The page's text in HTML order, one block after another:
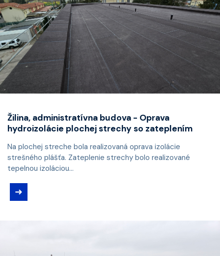
Žilina, administratívna budova - Oprava
hydroizolácie plochej strechy so zateplením
Na plochej streche bola realizovaná oprava izolácie
strešného plášťa. Zateplenie strechy bolo realizované
tepelnou izoláciou...
➜